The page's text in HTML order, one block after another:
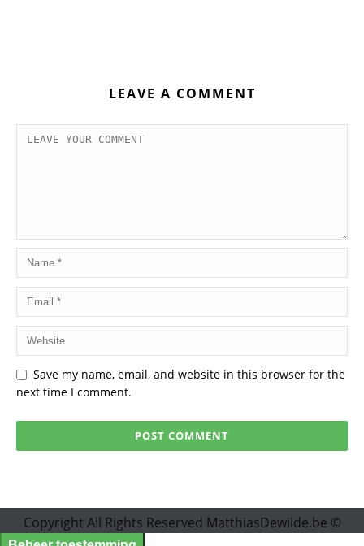
LEAVE A COMMENT
Save my name, email, and website in this browser for the
next time I comment.
Copyright All Rights Reserved MatthiasDewilde.be ©